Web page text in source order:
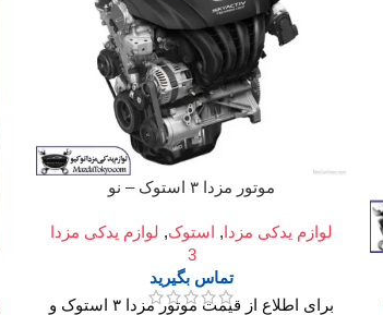
موتور مزدا ۳ استوک – نو
لوازم یدکی مزدا, استوک, لوازم یدکی مزدا
3
تماس بگیرید
برای اطلاع از قیمت موتور مزدا ۳ استوک و